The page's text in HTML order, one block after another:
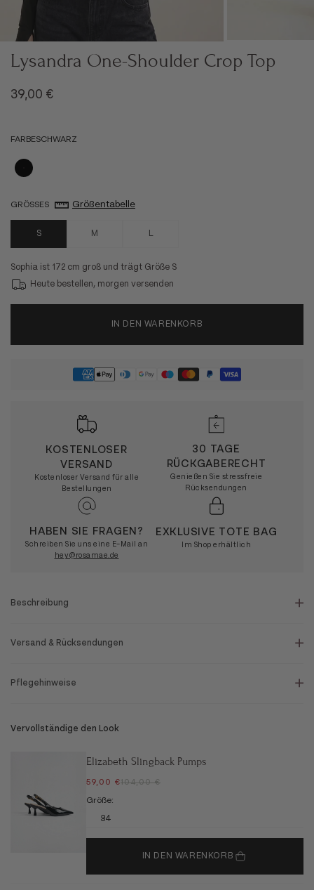
Lysandra One-Shoulder Crop Top
Angebot
39,00 €
FARBESCHWARZ
Schwarz
GRÖSSES Größentabelle
S M
Sophia ist 172 cm groß und trägt Größe S
Heute bestellen, morgen versenden
IN DEN WARENKORB
KOSTENLOSER
VERSAND
Kostenloser Versand für alle
Bestellungen
30 TAGE
RÜCKGABERECHT
Genießen Sie stressfreie
Rücksendungen
HABEN SIE FRAGEN?
Schreiben Sie uns eine E-Mail an
hey@rosamae.de
EXKLUSIVE TOTE BAG
Im Shop erhältlich
Beschreibung
Versand & Rücksendungen
Pflegehinweise
Vervollständige den Look
Elizabeth Slingback Pumps
ANGEBOT
59,00 €REGULÄRER PREIS
104,00 €
Größe:
34
IN DEN WARENKORB